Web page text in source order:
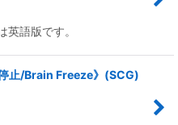
英語版です。
止/Brain Freeze》(SCG)